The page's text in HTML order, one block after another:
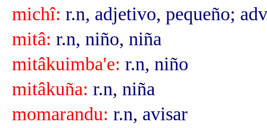
michî: r.n, adjetivo, pequeño;
mitâ: r.n, niño, niña
mitâkuimba'e: r.n, niño
mitâkuña: r.n, niña
momarandu: r.n, avisar